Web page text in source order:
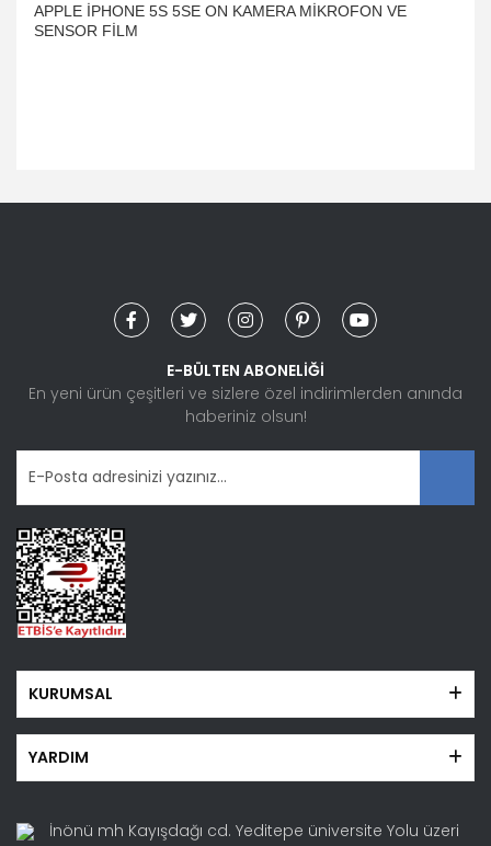
APPLE İPHONE 5S 5SE ON KAMERA MİKROFON VE
SENSOR FİLM​
konularda yetersiz gördüğünüz noktaları öneri formunu
Ürün açıklamasında eksik bilgiler bulunuyor.
Ürün bilgilerinde hatalar bulunuyor.
Ürün fiyatı diğer sitelerden daha pahalı.
Bu ürüne benzer farklı alternatifler olmalı.
E-BÜLTEN ABONELİĞİ
En yeni ürün çeşitleri ve sizlere özel indirimlerden anında
haberiniz olsun!
KURUMSAL
YARDIM
İnönü mh Kayışdağı cd. Yeditepe üniversite Yolu üzeri